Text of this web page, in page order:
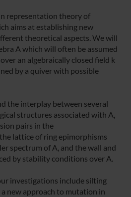
representation theory of
aims at establishing new
theoretical aspects. We will
A which will often be assumed
an algebraically closed field k
by a quiver with possible
the interplay between several
structures associated with A,
pairs in the
lattice of ring epimorphisms
spectrum of A, and the wall and
by stability conditions over A.
investigations include silting
new approach to mutation in